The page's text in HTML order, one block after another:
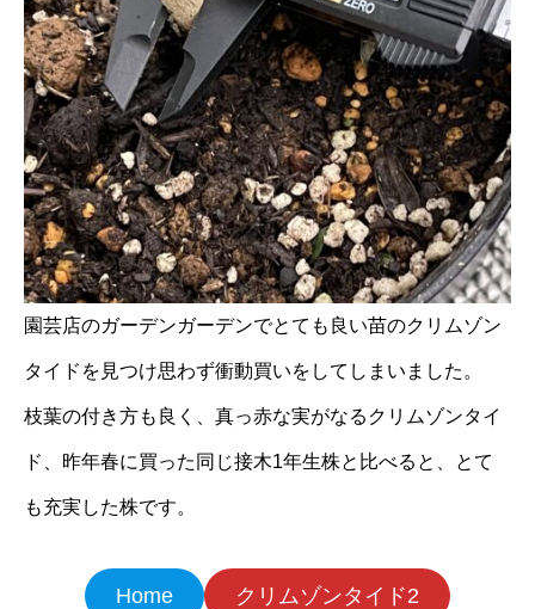
園芸店のガーデンガーデンでとても良い苗のクリムゾン
タイドを見つけ思わず衝動買いをしてしまいました。
枝葉の付き方も良く、真っ赤な実がなるクリムゾンタイ
ド、昨年春に買った同じ接木1年生株と比べると、とて
も充実した株です。
Home クリムゾンタイド2